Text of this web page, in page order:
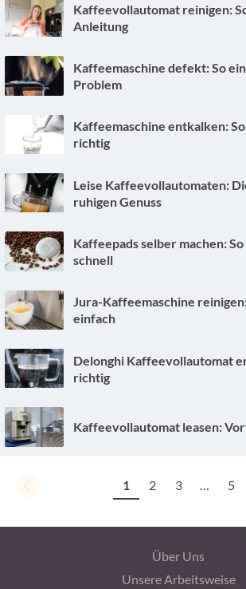
Kaffeevollautomat reinigen:
Anleitung
Kaffeemaschine defekt: So
Problem
Kaffeemaschine entkalken: So
richtig
Leise Kaffeevollautomaten:
ruhigen Genuss
Kaffeepads selber machen: So
schnell
Jura-Kaffeemaschine
einfach
Delonghi Kaffeevollautomat
richtig
Kaffeevollautomat leasen:
1 2 3 … 5
Über Uns
Unsere Arbeitsweise